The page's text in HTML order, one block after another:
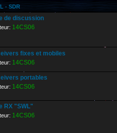
- SDR
de discussion
14CS06
fixes et mobiles
14CS06
portables
14CS06
RX "SWL"
14CS06